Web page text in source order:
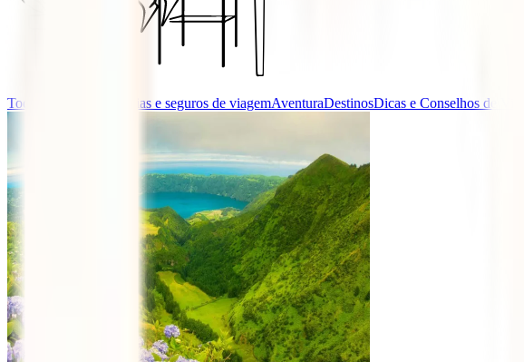
Todas as categorias Guias e seguros de viagemAventuraDestinosDicas e Conselhos de